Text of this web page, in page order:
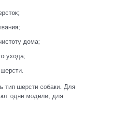
дома;
ухода;
тип шерсти собаки. Для
одни модели, для